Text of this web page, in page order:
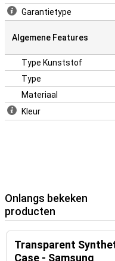
Garantietype
Algemene Features
Type Kunststof
Type
Materiaal
Kleur
Onlangs bekeken
producten
Transparent
Case - Samsung